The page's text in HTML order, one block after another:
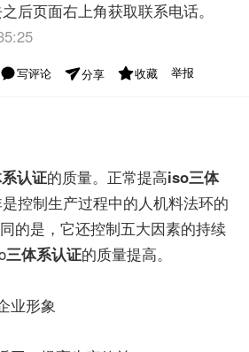
后页面右上角获取联系电话。
写评论 分享 收藏 举报
认证的质量。正常提高iso三体
控制生产过程中的人机料法环的
的是，它还控制五大因素的持续
三体系认证的质量提高。
业形象